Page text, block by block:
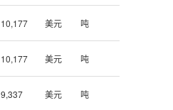
10,177 美元 吨
10,177 美元 吨
9,337 美元 吨